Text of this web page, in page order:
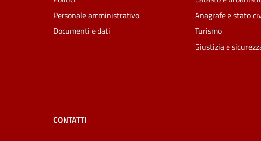
Personale amministrativo
Documenti e dati
Anagrafe e stato
Turismo
Giustizia e
CONTATTI